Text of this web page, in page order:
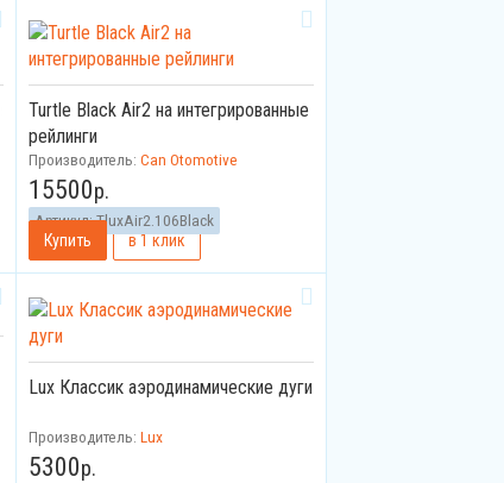
Turtle Black Air2 на интегрированные
рейлинги
Артикул:TluxAir2.106Black
Производитель: Can Otomotive
15500р.
Lux Классик аэродинамические дуги
Производитель: Lux
5300р.